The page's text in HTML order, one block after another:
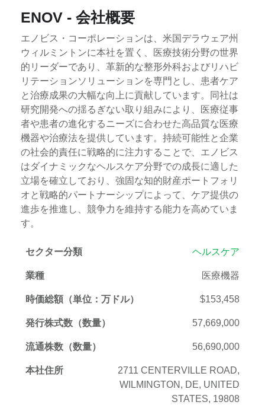
ENOV - 会社概要
エノビス・コーポレーションは、米国デラウェア州
ウィルミントンに本社を置く、医療技術分野の世界
的リーダーであり、革新的な整形外科およびリハビ
リテーションソリューションを専門とし、患者ケア
と治療成果の大幅な向上に貢献しています。同社は
研究開発への揺るぎない取り組みにより、医療従事
者や患者の進化するニーズに合わせた高品質な医療
機器や治療法を提供しています。持続可能性と企業
の社会的責任に戦略的に注力することで、エノビス
はダイナミックなヘルスケア分野での成長に適した
立場を確立しており、強固な知的財産ポートフォリ
オと戦略的パートナーシップによって、ケア提供の
進歩を推進し、競争力を維持する能力を高めていま
す。
セクター分類 ヘルスケア
業種 医療機器
時価総額（単位：万ドル） $153,458
発行株式数（数量） 57,669,000
流通株数（数量） 56,690,000
本社住所
2711 CENTERVILLE ROAD,
WILMINGTON, DE, UNITED
STATES, 19808